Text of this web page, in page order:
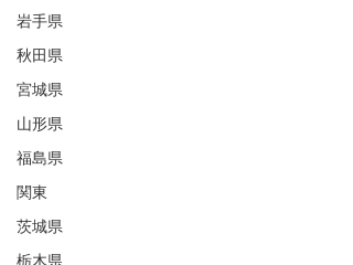
岩手県
秋田県
宮城県
山形県
福島県
関東
茨城県
栃木県